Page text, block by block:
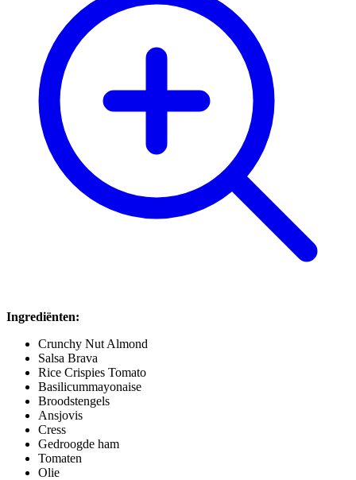
Ingrediënten:
Crunchy Nut Almond
Salsa Brava
Rice Crispies Tomato
Basilicummayonaise
Broodstengels
Ansjovis
Cress
Gedroogde ham
Tomaten
Olie